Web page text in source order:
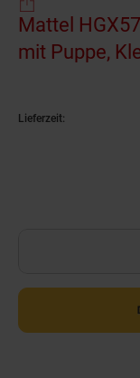
Mattel
mit Puppe,
Lieferzeit: